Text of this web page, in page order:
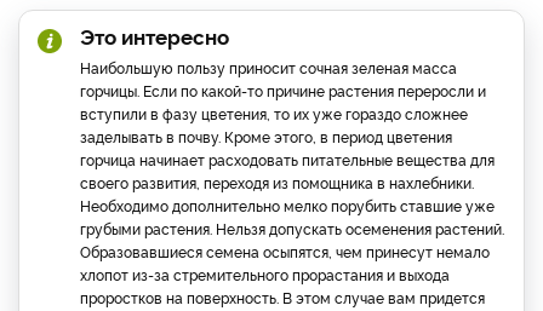
Это интересно
Наибольшую пользу приносит сочная зеленая масса
горчицы. Если по какой-то причине растения переросли и
вступили в фазу цветения, то их уже гораздо сложнее
заделывать в почву. Кроме этого, в период цветения
горчица начинает расходовать питательные вещества для
своего развития, переходя из помощника в нахлебники.
Необходимо дополнительно мелко порубить ставшие уже
грубыми растения. Нельзя допускать осеменения растений.
Образовавшиеся семена осыпятся, чем принесут немало
хлопот из-за стремительного прорастания и выхода
проростков на поверхность. В этом случае вам придется